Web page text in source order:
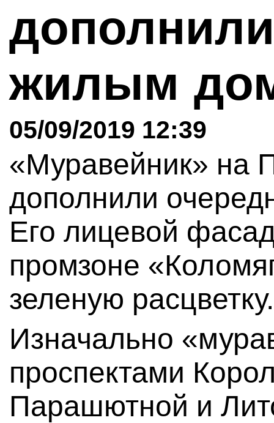
жилым
05/09/2019 12:39
«Муравейник» на
дополнили
Его лицевой
промзоне
зеленую расцветку.
Изначально
проспектами
Парашютной и